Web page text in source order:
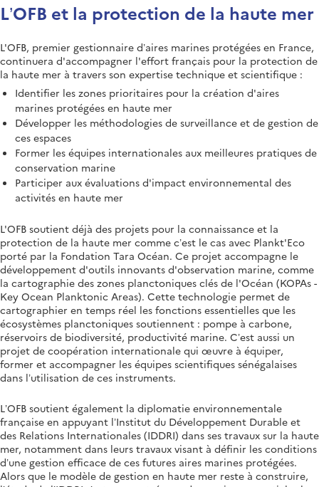
L’OFB et la protection de la haute mer
L'OFB, premier gestionnaire d’aires marines protégées en France,
continuera d'accompagner l'effort français pour la protection de
la haute mer à travers son expertise technique et scientifique :
Identifier les zones prioritaires pour la création d'aires
marines protégées en haute mer
Développer les méthodologies de surveillance et de gestion de
ces espaces
Former les équipes internationales aux meilleures pratiques de
conservation marine
Participer aux évaluations d'impact environnemental des
activités en haute mer
L'OFB soutient déjà des projets pour la connaissance et la
protection de la haute mer comme c’est le cas avec Plankt'Eco
porté par la Fondation Tara Océan. Ce projet accompagne le
développement d'outils innovants d'observation marine, comme
la cartographie des zones planctoniques clés de l'Océan (KOPAs -
Key Ocean Planktonic Areas). Cette technologie permet de
cartographier en temps réel les fonctions essentielles que les
écosystèmes planctoniques soutiennent : pompe à carbone,
réservoirs de biodiversité, productivité marine. C’est aussi un
projet de coopération internationale qui œuvre à équiper,
former et accompagner les équipes scientifiques sénégalaises
dans l’utilisation de ces instruments.
L’OFB soutient également la diplomatie environnementale
française en appuyant l’Institut du Développement Durable et
des Relations Internationales (IDDRI) dans ses travaux sur la haute
mer, notamment dans leurs travaux visant à définir les conditions
d’une gestion efficace de ces futures aires marines protégées.
Alors que le modèle de gestion en haute mer reste à construire,